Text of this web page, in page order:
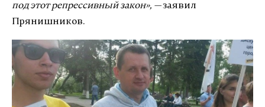
под этот репрессивный закон», —заявил
Прянишников.